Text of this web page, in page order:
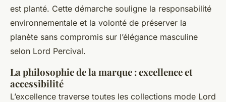
est planté. Cette démarche souligne la responsabilité
environnementale et la volonté de préserver la
planète sans compromis sur l’élégance masculine
selon Lord Percival.
La philosophie de la marque : excellence et
accessibilité
L’excellence traverse toutes les collections mode Lord